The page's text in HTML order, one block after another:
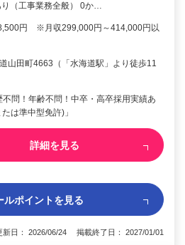
（工事業務全般） 0か…
円 ※月収299,000円～414,000円以
山田町4663（「水海道駅」より徒歩11
不問！年齢不問！中卒・高卒採用実績あ
は準中型免許)」
詳細を見る
ルポイントを見る
新日： 2026/06/24 掲載終了日： 2027/01/01